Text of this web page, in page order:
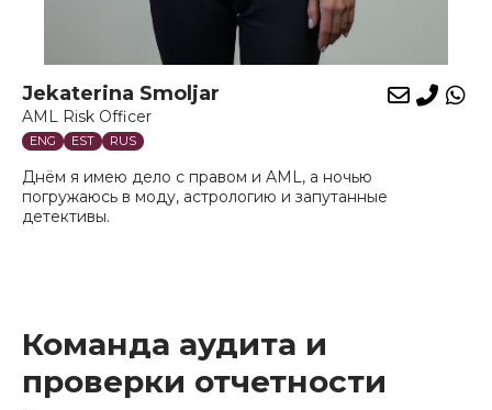
Jekaterina Smoljar
AML Risk Officer
ENG EST RUS
Днём я имею дело с правом и AML, а ночью
погружаюсь в моду, астрологию и запутанные
детективы.
E-
Команда аудита и
проверки отчетности